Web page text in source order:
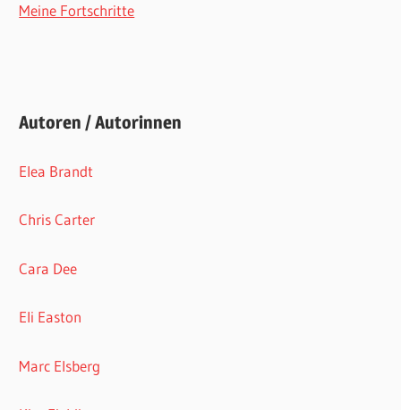
Meine Fortschritte
Autoren / Autorinnen
Elea Brandt
Chris Carter
Cara Dee
Eli Easton
Marc Elsberg